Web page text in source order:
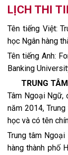
LỊCH THI
Tên tiếng Việt:
học Ngân hàng
Tên tiếng Anh:
Banking
TRUNG TÂM
Tâm Ngoại Ngữ,
năm 2014,
học và có tên
Trung tâm
hàng thành phố